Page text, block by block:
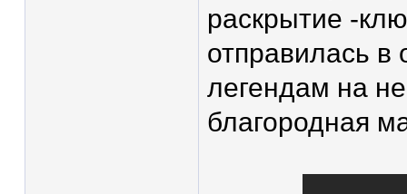
раскрытие -
отправилась в
легендам на
благородная